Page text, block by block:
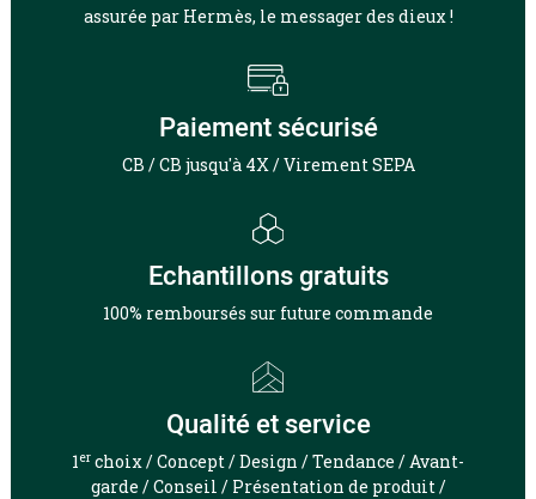
assurée par Hermès, le messager des dieux !
Paiement sécurisé
CB / CB jusqu'à 4X / Virement SEPA
Echantillons gratuits
100% remboursés sur future commande
Qualité et service
1er choix / Concept / Design / Tendance / Avant-
garde / Conseil / Présentation de produit /